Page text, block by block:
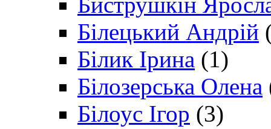
Білецький Андрій
Білик Ірина (1)
Білозерська Олена
Білоус Ігор (3)